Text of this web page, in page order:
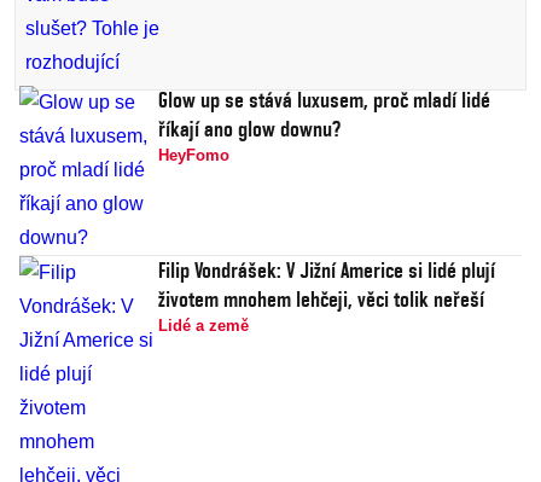
Glow up se stává luxusem, proč mladí lidé
říkají ano glow downu?
HeyFomo
Filip Vondrášek: V Jižní Americe si lidé plují
životem mnohem lehčeji, věci tolik neřeší
Lidé a země